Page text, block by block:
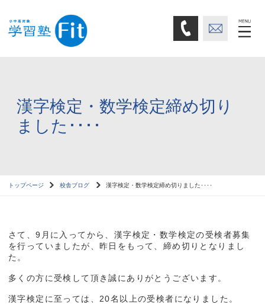
漢字検定・数学検定締め切り
ました････
トップページ 校舎ブログ 漢字検定・数学検定締め切りました････
さて、9月に入ってから、漢字検定・数学検定の受検者募集
を行っていましたが、昨日をもって、締め切りとなりまし
た。
多くの方に受検して頂き誠にありがとうございます。
漢字検定に至っては、20名以上の受検者になりました。